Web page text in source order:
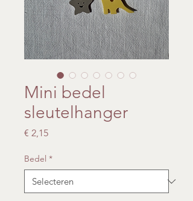
Mini bedel
sleutelhanger
€ 2,15Prijs
Bedel *